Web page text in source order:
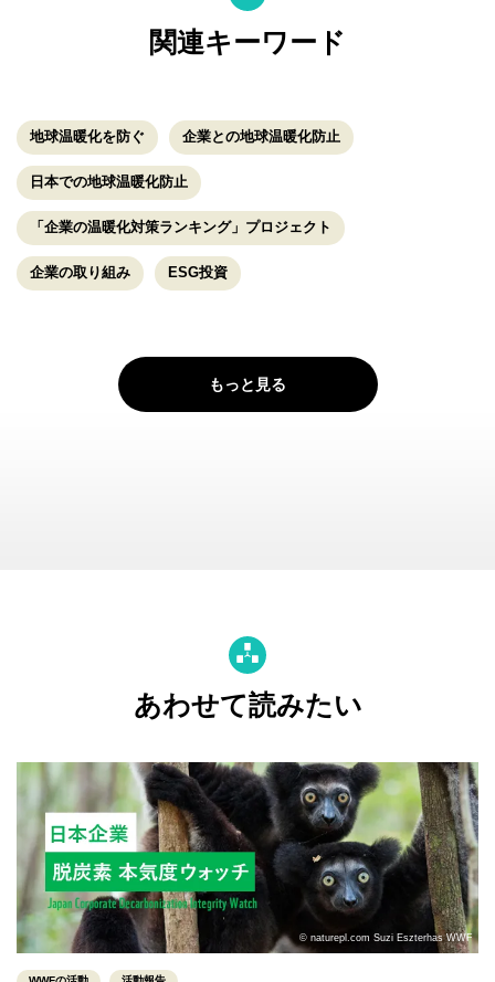
関連キーワード
地球温暖化を防ぐ 企業との地球温暖化防止
日本での地球温暖化防止
「企業の温暖化対策ランキング」プロジェクト
企業の取り組み ESG投資
もっと見る
あわせて読みたい
© naturepl.com Suzi Eszterhas WWF